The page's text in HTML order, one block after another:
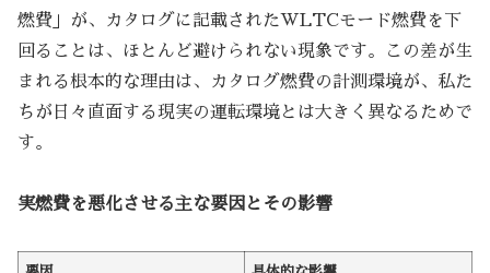
燃費」が、カタログに記載されたWLTCモード燃費を下
回ることは、ほとんど避けられない現象です。この差が生
まれる根本的な理由は、カタログ燃費の計測環境が、私た
ちが日々直面する現実の運転環境とは大きく異なるためで
す。
実燃費を悪化させる主な要因とその影響